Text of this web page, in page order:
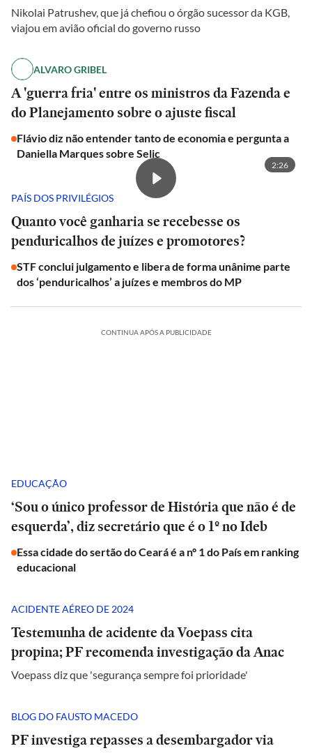
Nikolai Patrushev, que já chefiou o órgão sucessor da KGB,
viajou em avião oficial do governo russo
ALVARO GRIBEL
A 'guerra fria' entre os ministros da Fazenda e
do Planejamento sobre o ajuste fiscal
Flávio diz não entender tanto de economia e pergunta a
Daniella Marques sobre Selic
2:26
PAÍS DOS PRIVILÉGIOS
Quanto você ganharia se recebesse os
penduricalhos de juízes e promotores?
STF conclui julgamento e libera de forma unânime parte
dos ‘penduricalhos’ a juízes e membros do MP
CONTINUA APÓS A PUBLICIDADE
EDUCAÇÃO
‘Sou o único professor de História que não é de
esquerda’, diz secretário que é o 1º no Ideb
Essa cidade do sertão do Ceará é a nº 1 do País em ranking
educacional
ACIDENTE AÉREO DE 2024
Testemunha de acidente da Voepass cita
propina; PF recomenda investigação da Anac
Voepass diz que 'segurança sempre foi prioridade'
BLOG DO FAUSTO MACEDO
PF investiga repasses a desembargador via